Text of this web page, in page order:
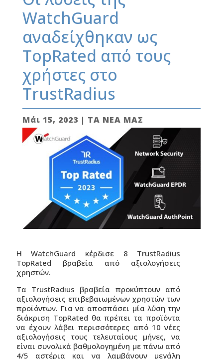
WatchGuard
αναδείχθηκαν ως
ΤopRated από τους
χρήστες στο
TrustRadius
Μάι 15, 2023 | ΤΑ ΝΕΑ ΜΑΣ
Η WatchGuard κέρδισε 8 TrustRadius
ΤopRated βραβεία από αξιολογήσεις
χρηστών.
Τα TrustRadius βραβεία προκύπτουν από
αξιολογήσεις επιβεβαιωμένων χρηστών των
προϊόντων. Για να αποσπάσει μία λύση την
διάκριση TopRated θα πρέπει τα προϊόντα
να έχουν λάβει περισσότερες από 10 νέες
αξιολογήσεις τους τελευταίους μήνες, να
είναι συνολικά βαθμολογημένη με πάνω από
4/5 αστέρια και να λαμβάνουν μεγάλη